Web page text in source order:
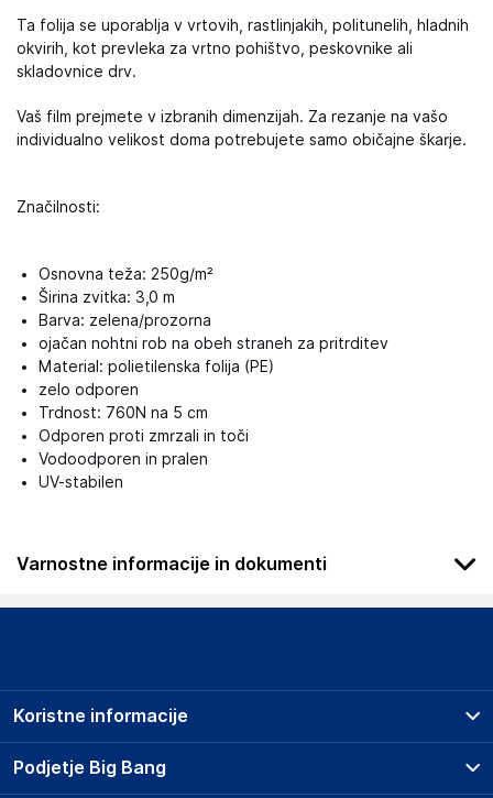
Ta folija se uporablja v vrtovih, rastlinjakih, politunelih, hladnih
okvirih, kot prevleka za vrtno pohištvo, peskovnike ali
skladovnice drv.
Vaš film prejmete v izbranih dimenzijah. Za rezanje na vašo
individualno velikost doma potrebujete samo običajne škarje.
Značilnosti:
Osnovna teža: 250g/m²
Širina zvitka: 3,0 m
Barva: zelena/prozorna
ojačan nohtni rob na obeh straneh za pritrditev
Material: polietilenska folija (PE)
zelo odporen
Trdnost: 760N na 5 cm
Odporen proti zmrzali in toči
Vodoodporen in pralen
UV-stabilen
Varnostne informacije in dokumenti
Podatki o proizvajalcu
Aquagart Trading GmbH
Germany
Podjetje Big Bang
Koristne informacije
Prodajna mesta